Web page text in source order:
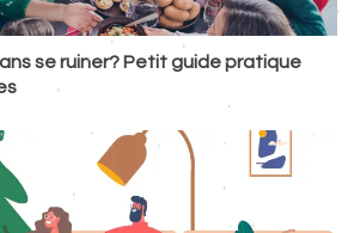
se ruiner? Petit guide pratique